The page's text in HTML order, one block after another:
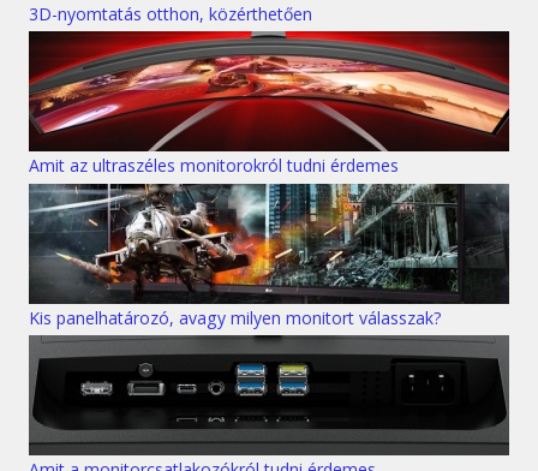
3D-nyomtatás otthon, közérthetően
Amit az ultraszéles monitorokról tudni érdemes
Kis panelhatározó, avagy milyen monitort válasszak?